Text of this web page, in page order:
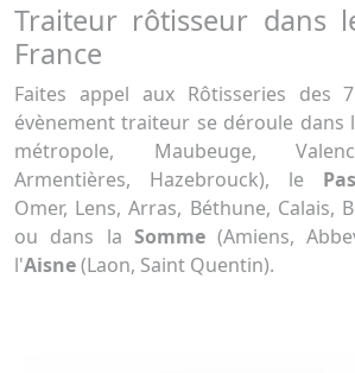
Traiteur rôtisseur dans
France
Faites appel aux Rôtisseries des
évènement traiteur se déroule dans
métropole, Maubeuge,
Armentières, Hazebrouck), le
Omer, Lens, Arras, Béthune, Calais,
ou dans la Somme(Amiens,
l'Aisne(Laon, Saint Quentin).